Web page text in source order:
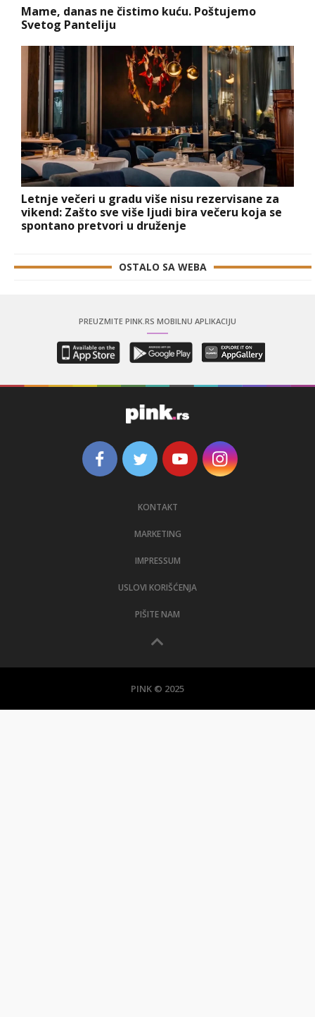
Mame, danas ne čistimo kuću. Poštujemo
Svetog Panteliju
Letnje večeri u gradu više nisu rezervisane za
vikend: Zašto sve više ljudi bira večeru koja se
spontano pretvori u druženje
OSTALO SA WEBA
PREUZMITE PINK.RS MOBILNU APLIKACIJU
KONTAKT
MARKETING
IMPRESSUM
USLOVI KORIŠĆENJA
PIŠITE NAM
PINK © 2025